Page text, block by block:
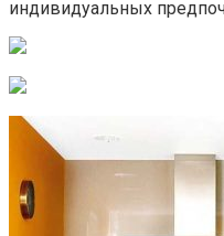
индивидуальных